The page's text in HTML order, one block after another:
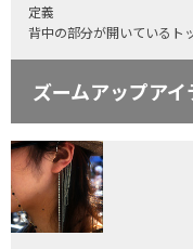
定義
背中の部分が開いているト
ズームアップアイ